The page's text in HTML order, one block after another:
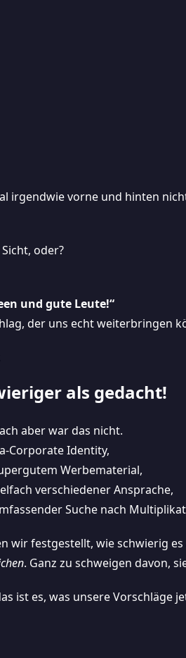
irgendwie vorne und hinten
oder?
und gute Leute!“
der uns echt weiterbringen
als gedacht!
aber war das nicht.
Corporate Identity,
Werbematerial,
verschiedener Ansprache,
Suche nach
wir festgestellt, wie schwierig
. Ganz zu schweigen davon,
ist es, was unsere Vorschläge